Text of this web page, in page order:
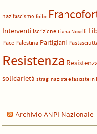
nazifascismo foibe
Interventi Iscrizione Liana Novelli
Pace Palestina Partigiani
Resistenza
solidarietà stragi naziste e fasciste in
Archivio ANPI Nazionale